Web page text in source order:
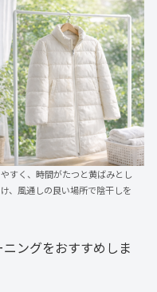
すく、時間がたつと黄ばみとし
、風通しの良い場所で陰干しを
ングをおすすめしま